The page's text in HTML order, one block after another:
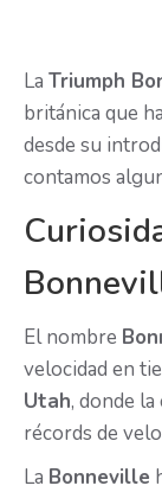
La Triumph
británica que
desde su
contamos
El nombre
velocidad en
Utah, donde
récords de
La Bonneville